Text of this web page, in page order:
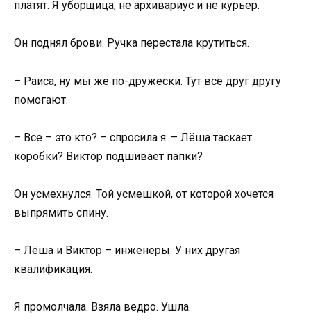
платят. Я уборщица, не архивариус и не курьер.
Он поднял брови. Ручка перестала крутиться.
– Раиса, ну мы же по-дружески. Тут все друг другу
помогают.
– Все – это кто? – спросила я. – Лёша таскает
коробки? Виктор подшивает папки?
Он усмехнулся. Той усмешкой, от которой хочется
выпрямить спину.
– Лёша и Виктор – инженеры. У них другая
квалификация.
Я промолчала. Взяла ведро. Ушла.